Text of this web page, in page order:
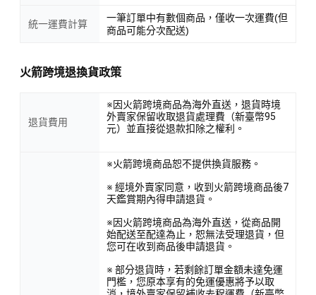
統一運費計算
一筆訂單中有數個商品，僅收一次運費(但
商品可能分次配送)
火箭跨境退換貨政策
退貨費用
※因火箭跨境商品為海外直送，退貨時境
外賣家保留收取退貨處理費（新臺幣95
元）並直接從退款扣除之權利。
※火箭跨境商品恕不提供換貨服務。
※ 經境外賣家同意，收到火箭跨境商品後7
天鑑賞期內得申請退貨。
※因火箭跨境商品為海外直送，從商品開
始配送至配達為止，恕無法受理退貨，但
您可在收到商品後申請退貨。
※ 部分退貨時，若剩餘訂單金額未達免運
門檻，您原本享有的免運優惠將予以取